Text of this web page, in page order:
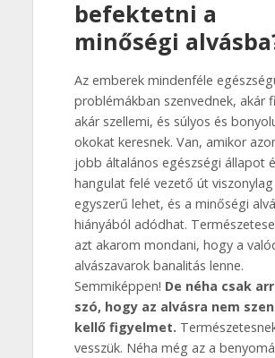
befektetni a
minőségi
Az emberek mindenféle
problémákban szenvednek, akár
akár szellemi, és súlyos és
okokat keresnek. Van, amikor
jobb általános egészségi állapot
hangulat felé vezető út viszonylag
egyszerű lehet, és a minőségi
hiányából adódhat.
azt akarom mondani, hogy a
alvászavarok banalitás lenne.
Semmiképpen! De néha csak
szó, hogy az alvásra nem
kellő figyelmet.
vesszük. Néha még az a